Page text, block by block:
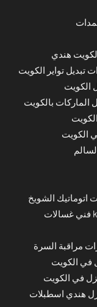
هندي
تبديل تواير الكويت
الكويت
الماركات بالكويت
الكويت
اتوماتيك الشويخ
صيانة غسالة ملابس النهضة kuwait repair فني غسالات
مراقبة السرة
في الكويت
في الكويت
هندي اسطبلات